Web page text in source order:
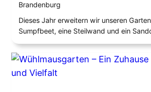
Brandenburg
Dieses Jahr erweitern wir unseren
Sumpfbeet, eine Steilwand und ein